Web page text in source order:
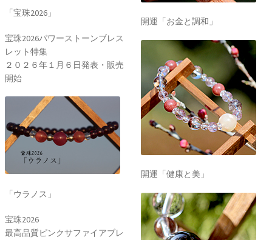
「宝珠2026」
宝珠2026パワーストーンブレス
レット特集
２０２６年１月６日発表・販売
開始
「ウラノス」
宝珠2026
最高品質ピンクサファイアブレ
開運「お金と調和」
開運「健康と美」